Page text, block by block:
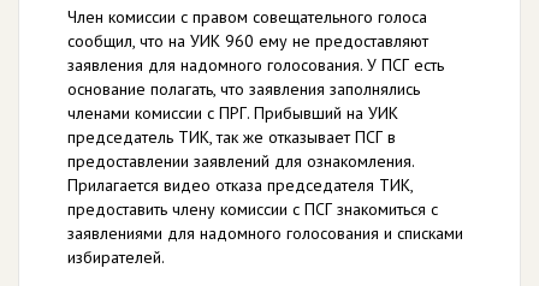
Член комиссии с правом совещательного голоса
сообщил, что на УИК 960 ему не предоставляют
заявления для надомного голосования. У ПСГ есть
основание полагать, что заявления заполнялись
членами комиссии с ПРГ. Прибывший на УИК
председатель ТИК, так же отказывает ПСГ в
предоставлении заявлений для ознакомления.
Прилагается видео отказа председателя ТИК,
предоставить члену комиссии с ПСГ знакомиться с
заявлениями для надомного голосования и списками
избирателей.